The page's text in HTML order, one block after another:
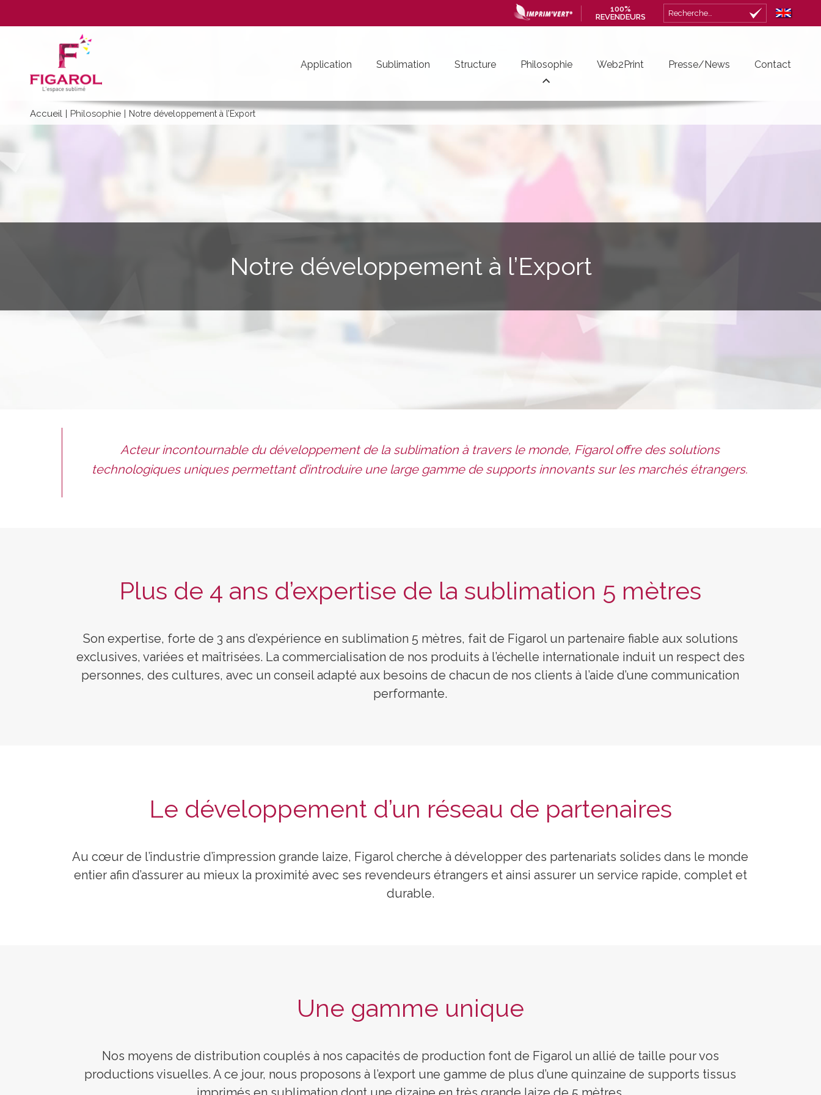
100%
REVENDEURS
Rechercher :
Application Sublimation Structure Philosophie Web2Print Presse/News Contact
Accueil Philosophie Notre développement à l’Export
Notre développement à l’Export
Acteur incontournable du développement de la sublimation à travers le monde, Figarol offre des solutions
technologiques uniques permettant d’introduire une large gamme de supports innovants sur les marchés étrangers.
Plus de 4 ans d’expertise de la sublimation 5 mètres
Son expertise, forte de 3 ans d’expérience en sublimation 5 mètres, fait de Figarol un partenaire fiable aux solutions
exclusives, variées et maîtrisées. La commercialisation de nos produits à l’échelle internationale induit un respect des
personnes, des cultures, avec un conseil adapté aux besoins de chacun de nos clients à l’aide d’une communication
performante.
Le développement d’un réseau de partenaires
Au cœur de l’industrie d’impression grande laize, Figarol cherche à développer des partenariats solides dans le monde
entier afin d’assurer au mieux la proximité avec ses revendeurs étrangers et ainsi assurer un service rapide, complet et
durable.
Une gamme unique
Nos moyens de distribution couplés à nos capacités de production font de Figarol un allié de taille pour vos
productions visuelles. A ce jour, nous proposons à l’export une gamme de plus d’une quinzaine de supports tissus